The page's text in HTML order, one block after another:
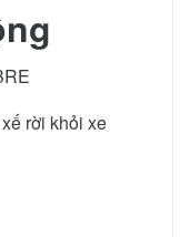
rời khỏi xe